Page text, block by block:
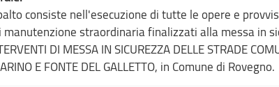
consiste nell'esecuzione di tutte le opere e
straordinaria finalizzati alla messa in
DI MESSA IN SICUREZZA DELLE STRADE
E FONTE DEL GALLETTO, in Comune di Rovegno.